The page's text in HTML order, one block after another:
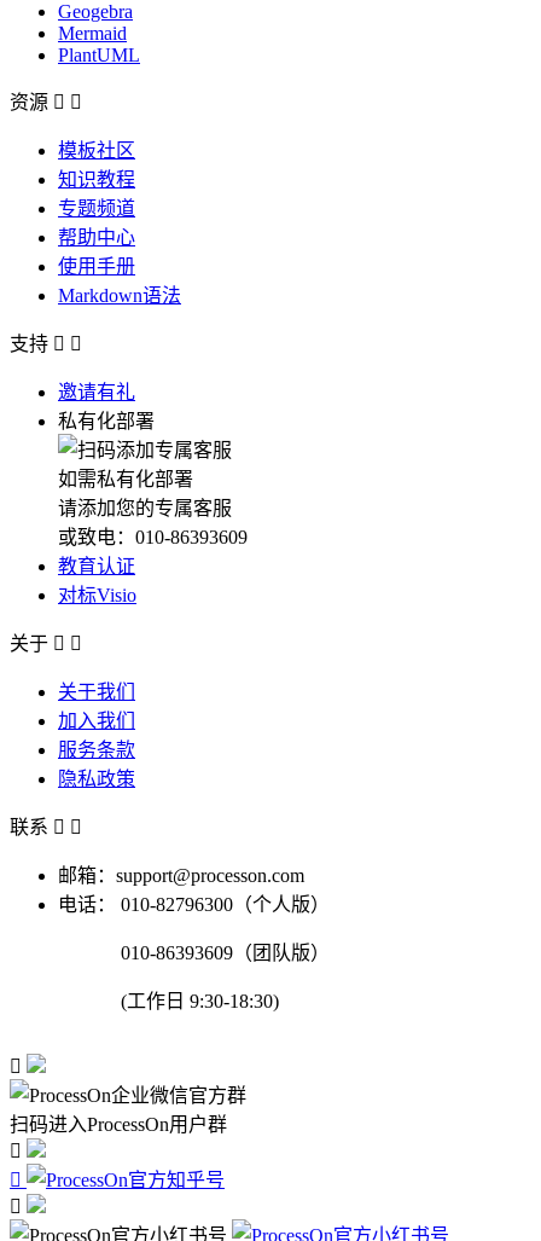
Geogebra
Mermaid
PlantUML
资源  
模板社区
知识教程
专题频道
帮助中心
使用手册
Markdown语法
支持  
邀请有礼
私有化部署
如需私有化部署
请添加您的专属客服
或致电：010-86393609
教育认证
对标Visio
关于  
关于我们
加入我们
服务条款
隐私政策
联系  
邮箱：support@processon.com
电话：
010-82796300（个人版）
010-86393609（团队版）
(工作日 9:30-18:30)

扫码进入ProcessOn用户群


